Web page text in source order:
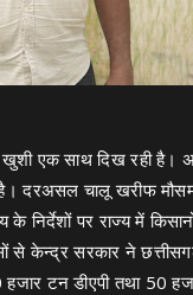
एक साथ दिख रही
दरअसल चालू खरीफ
निर्देशों पर राज्य में
से केन्द्र सरकार ने
टन डीएपी तथा 50